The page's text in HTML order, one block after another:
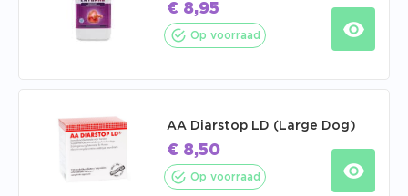
€ 8,95
Op voorraad
AA Diarstop LD (Large Dog)
€ 8,50
Op voorraad